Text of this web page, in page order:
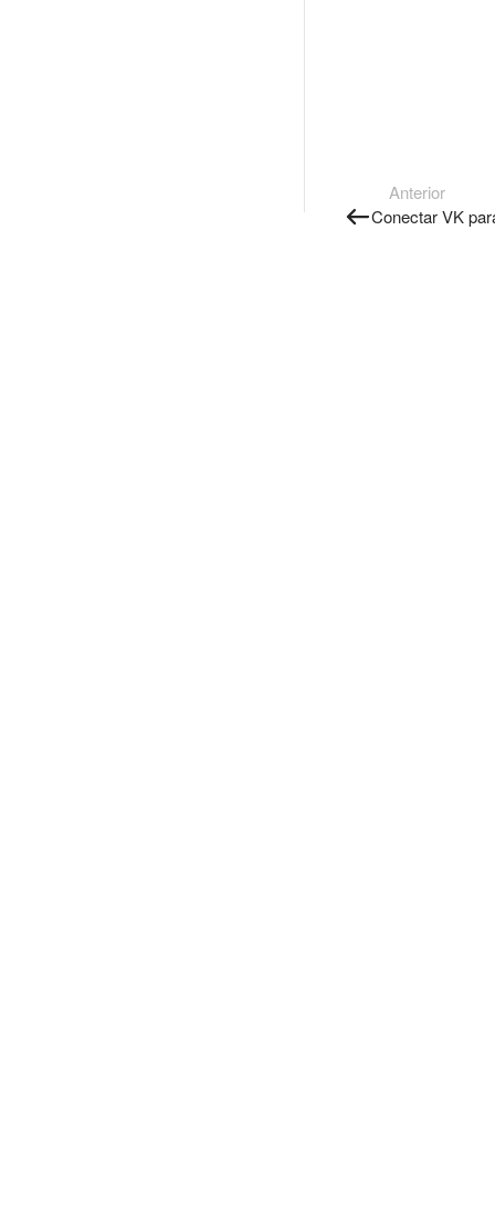
Anterior
Conectar VK